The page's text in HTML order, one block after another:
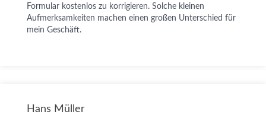
Formular kostenlos zu korrigieren. Solche kleinen
Aufmerksamkeiten machen einen großen Unterschied für
mein Geschäft.
Hans Müller